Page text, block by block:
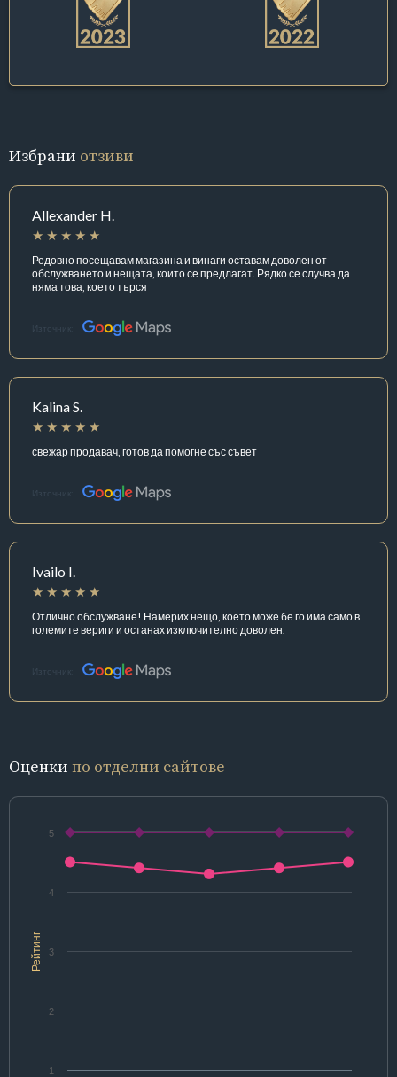
Избрани отзиви
Allexander H.
Редовно посещавам магазина и винаги оставам доволен от
обслужването и нещата, които се предлагат. Рядко се случва да
няма това, което търся
Източник:
Kalina S.
свежар продавач, готов да помогне със съвет
Източник:
Ivailo I.
Отлично обслужване! Намерих нещо, което може бе го има само в
големите вериги и останах изключително доволен.
Източник:
Оценки по отделни сайтове
Рейтинг
1
2
3
4
5